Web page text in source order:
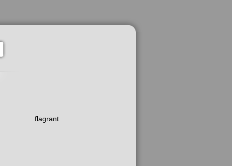
flagrant